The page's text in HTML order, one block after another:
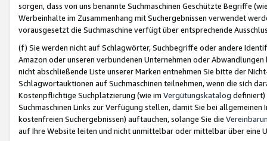
sorgen, dass von uns benannte Suchmaschinen Geschützte Begriffe
Werbeinhalte im Zusammenhang mit Suchergebnissen verwendet
vorausgesetzt die Suchmaschine verfügt über entsprechende
(f) Sie werden nicht auf Schlagwörter, Suchbegriffe oder andere
Amazon oder unseren verbundenen Unternehmen oder
nicht abschließende Liste unserer Marken entnehmen Sie bitte der
Schlagwortauktionen auf Suchmaschinen teilnehmen, wenn die sich
Kostenpflichtige Suchplatzierung (wie im Vergütungskatalog definiert)
Suchmaschinen Links zur Verfügung stellen, damit Sie bei
kostenfreien Suchergebnissen) auftauchen, solange Sie die
auf Ihre Website leiten und nicht unmittelbar oder mittelbar über eine